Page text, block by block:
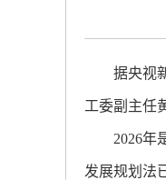
据央视
工委副主任
2026年
发展规划法